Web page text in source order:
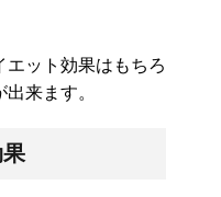
エット効果はもちろ
来ます。